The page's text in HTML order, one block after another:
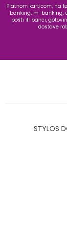
Platnom karticom, na
banking, m-banking,
pošti ili banci,
dostave
STYLOS